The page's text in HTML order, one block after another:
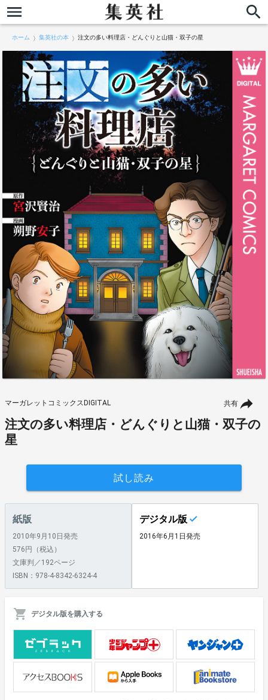
ホーム 集英社の本 注文の多い料理店・どんぐりと山猫・双子の星
共有
マーガレットコミックスDIGITAL
注文の多い料理店・どんぐりと山猫・双子の
星
試し読み
紙版
2010年9月10日発売
576円（税込）
文庫判／192ページ
ISBN：978-4-8342-6324-4
デジタル版
2016年6月1日発売
デジタル版を購入する